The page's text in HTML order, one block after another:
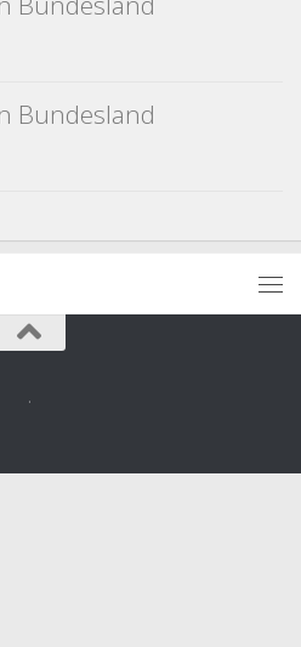
Bundesland
.